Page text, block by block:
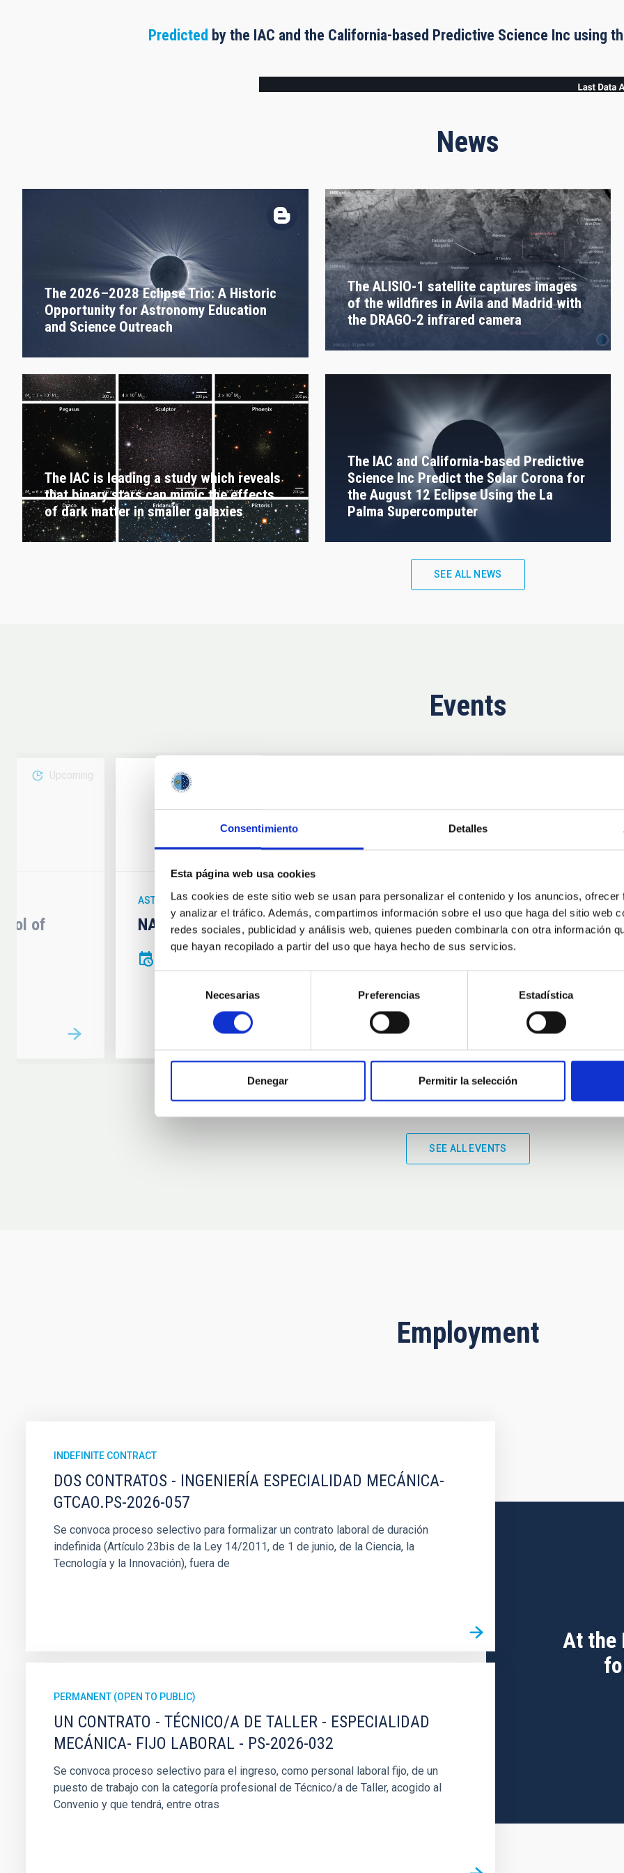
Consentimiento Detalles
Esta página web usa cookies
Las cookies de este sitio web se usan para personalizar el contenido y los anuncios,
y analizar el tráfico. Además, compartimos información sobre el uso que haga del sitio web
redes sociales, publicidad y análisis web, quienes pueden combinarla con otra información
que hayan recopilado a partir del uso que haya hecho de sus servicios.
consentimiento
Necesarias Preferencias Estadística
Denegar Permitir la selección
Predicted by the IAC and the California-based Predictive Science Inc using
News
The 2026–2028 Eclipse Trio: A Historic
Opportunity for Astronomy Education
and Science Outreach
The ALISIO-1 satellite captures images
of the wildfires in Ávila and Madrid with
the DRAGO-2 infrared camera
The IAC is leading a study which reveals
that binary stars can mimic the effects
of dark matter in smaller galaxies
The IAC and California-based Predictive
Science Inc Predict the Solar Corona for
the August 12 Eclipse Using the La
Palma Supercomputer
SEE ALL NEWS
Events
Upcoming
of
08
AUG 26
11
AUG 26
ASTRONOMICAL EVENT
NATE en Palencia - Eclipse Agosto 2026
10
CONFERENCE
Substellar
SEE ALL EVENTS
Employment
INDEFINITE CONTRACT
DOS CONTRATOS - INGENIERÍA ESPECIALIDAD MECÁNICA-
GTCAO.PS-2026-057
Se convoca proceso selectivo para formalizar un contrato laboral de duración
indefinida (Artículo 23bis de la Ley 14/2011, de 1 de junio, de la Ciencia, la
Tecnología y la Innovación), fuera de
PERMANENT (OPEN TO PUBLIC)
UN CONTRATO - TÉCNICO/A DE TALLER - ESPECIALIDAD
MECÁNICA- FIJO LABORAL - PS-2026-032
Se convoca proceso selectivo para el ingreso, como personal laboral fijo, de un
puesto de trabajo con la categoría profesional de Técnico/a de Taller, acogido al
Convenio y que tendrá, entre otras
At the